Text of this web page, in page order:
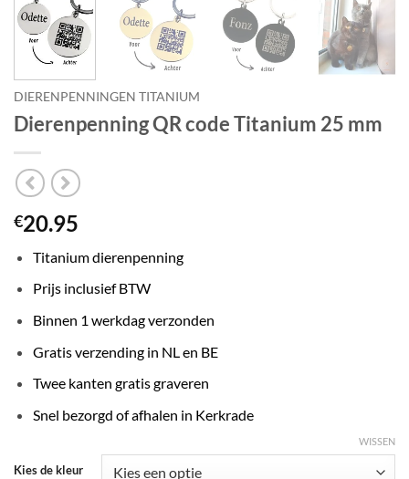
DIERENPENNINGEN TITANIUM
Dierenpenning QR code Titanium 25 mm
€20.95
Titanium dierenpenning
Prijs inclusief BTW
Binnen 1 werkdag verzonden
Gratis verzending in NL en BE
Twee kanten gratis graveren
Snel bezorgd of afhalen in Kerkrade
Kies de kleur
WISSEN